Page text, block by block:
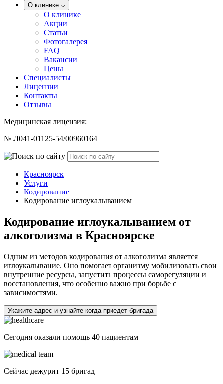
О клинике
О клинике
Акции
Статьи
Фотогалерея
FAQ
Вакансии
Цены
Специалисты
Лицензии
Контакты
Отзывы
Медицинская лицензия:
№ Л041-01125-54/00960164
Красноярск
Услуги
Кодирование
Кодирование иглоукалыванием
Кодирование иглоукалыванием от
алкоголизма в Красноярске
Одним из методов кодирования от алкоголизма является
иглоукалывание. Оно помогает организму мобилизовать свои
внутренние ресурсы, запустить процессы саморегуляции и
восстановления, что особенно важно при борьбе с
зависимостями.
Укажите адрес и узнайте когда приедет бригада
Сегодня оказали помощь 40 пациентам
Сейчас дежурит 15 бригад